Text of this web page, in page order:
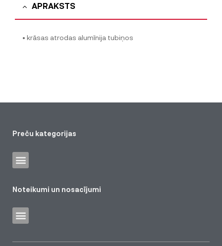
APRAKSTS
• krāsas atrodas alumīnija tubiņos
Preču kategorijas
Noteikumi un nosacījumi